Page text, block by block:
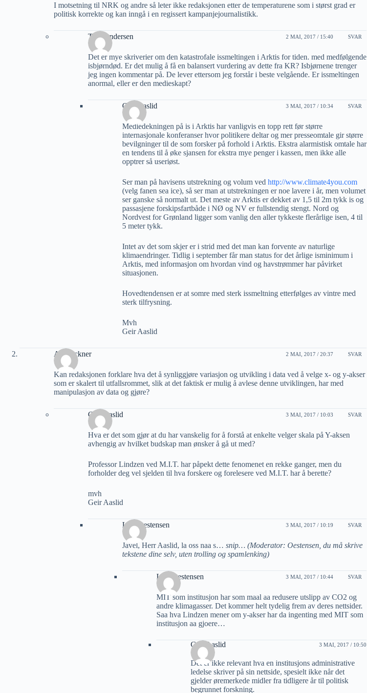
I motsetning til NRK og andre så leter ikke redaksjonen etter de temperaturene som i størst grad er
politisk korrekte og kan inngå i en regissert kampanjejournalistikk.
Tore Andersen 2 MAI, 2017 / 15:40 SVAR
Det er mye skriverier om den katastrofale issmeltingen i Arktis for tiden. med medfølgende
isbjørndød. Er det mulig å få en balansert vurdering av dette fra KR? Isbjørnene trenger
jeg ingen kommentar på. De lever ettersom jeg forstår i beste velgående. Er issmeltingen
anormal, eller er den medieskapt?
Geir Aaslid 3 MAI, 2017 / 10:34 SVAR
Mediedekningen på is i Arktis har vanligvis en topp rett før større
internasjonale konferanser hvor politikere deltar og mer presseomtale gir større
bevilgninger til de som forsker på forhold i Arktis. Ekstra alarmistisk omtale har
en tendens til å øke sjansen for ekstra mye penger i kassen, men ikke alle
opptrer så useriøst.
Ser man på havisens utstrekning og volum ved http://www.climate4you.com
(velg fanen sea ice), så ser man at utstrekningen er noe lavere i år, men volumet
ser ganske så normalt ut. Det meste av Arktis er dekket av 1,5 til 2m tykk is og
passasjene forskipsfartbåde i NØ og NV er fullstendig stengt. Nord og
Nordvest for Grønland ligger som vanlig den aller tykkeste flerårlige isen, 4 til
5 meter tykk.
Intet av det som skjer er i strid med det man kan forvente av naturlige
klimaendringer. Tidlig i september får man status for det årlige isminimum i
Arktis, med informasjon om hvordan vind og havstrømmer har påvirket
situasjonen.
Hovedtendensen er at somre med sterk issmeltning etterfølges av vintre med
sterk tilfrysning.
Mvh
Geir Aaslid
Alf Lackner 2 MAI, 2017 / 20:37 SVAR
Kan redaksjonen forklare hva det å synliggjøre variasjon og utvikling i data ved å velge x- og y-akser
som er skalert til utfallsrommet, slik at det faktisk er mulig å avlese denne utviklingen, har med
manipulasjon av data og gjøre?
Geir Aaslid 3 MAI, 2017 / 10:03 SVAR
Hva er det som gjør at du har vanskelig for å forstå at enkelte velger skala på Y-aksen
avhengig av hvilket budskap man ønsker å gå ut med?
Professor Lindzen ved M.I.T. har påpekt dette fenomenet en rekke ganger, men du
forholder deg vel sjelden til hva forskere og forelesere ved M.I.T. har å berette?
mvh
Geir Aaslid
Lars Oestensen 3 MAI, 2017 / 10:19 SVAR
Javel, Herr Aaslid, la oss naa s… snip… (Moderator: Oestensen, du må skrive
tekstene dine selv, uten trolling og spamlenking)
Lars Oestensen 3 MAI, 2017 / 10:44 SVAR
MIT som institusjon har som maal aa redusere utslipp av CO2 og
andre klimagasser. Det kommer helt tydelig frem av deres nettsider.
Saa hva Lindzen mener om y-akser har da ingenting med MIT som
institusjon aa gjoere…
Geir Aaslid 3 MAI, 2017 / 10:50
Det er ikke relevant hva en institusjons administrative
ledelse skriver på sin nettside, spesielt ikke når det
gjelder øremerkede midler fra tidligere år til politisk
begrunnet forskning.